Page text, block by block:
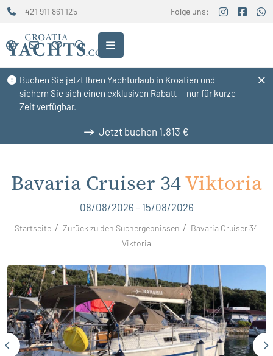
Buchen Sie jetzt Ihren Yachturlaub in Kroatien und
sichern Sie sich einen exklusiven Rabatt — nur für kurze
Zeit verfügbar.
+421 911 861 125 Folge uns:
Jetzt buchen 1.813 €
Bavaria Cruiser 34Viktoria
08/08/2026 - 15/08/2026
Startseite Zurück zu den Suchergebnissen
Bavaria Cruiser 34
Viktoria